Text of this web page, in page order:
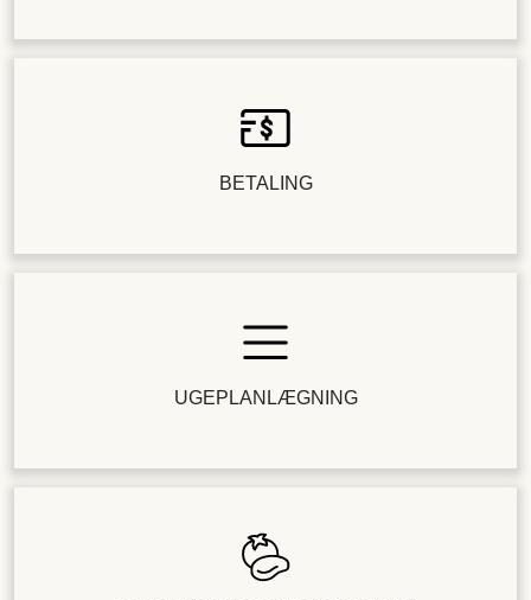
BETALING
UGEPLANLÆGNING